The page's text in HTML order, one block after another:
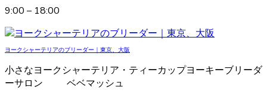
9:00 – 18:00
ヨークシャーテリアのブリーダー｜東京、大阪
小さなヨークシャーテリア・ティーカップヨーキーブリーダ
ーサロン ベベマッシュ